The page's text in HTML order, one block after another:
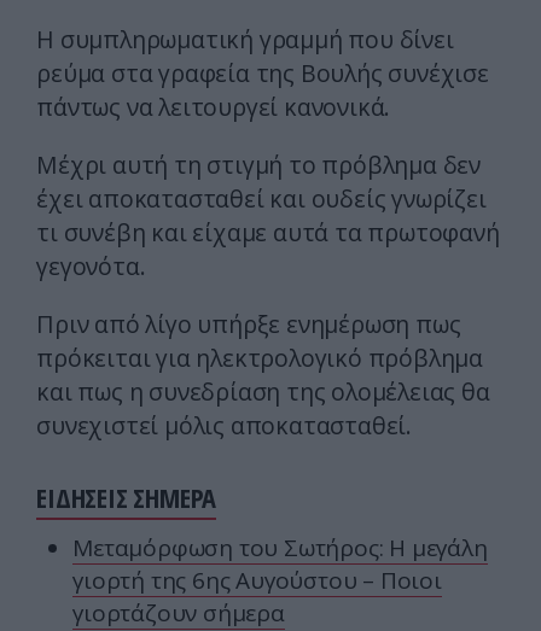
Η συμπληρωματική γραμμή που δίνει
ρεύμα στα γραφεία της Βουλής συνέχισε
πάντως να λειτουργεί κανονικά.
Μέχρι αυτή τη στιγμή το πρόβλημα δεν
έχει αποκατασταθεί και ουδείς γνωρίζει
τι συνέβη και είχαμε αυτά τα πρωτοφανή
γεγονότα.
Πριν από λίγο υπήρξε ενημέρωση πως
πρόκειται για ηλεκτρολογικό πρόβλημα
και πως η συνεδρίαση της ολομέλειας θα
συνεχιστεί μόλις αποκατασταθεί.
ΕΙΔΗΣΕΙΣ ΣΗΜΕΡΑ
Μεταμόρφωση του Σωτήρος: Η μεγάλη
γιορτή της 6ης Αυγούστου – Ποιοι
γιορτάζουν σήμερα